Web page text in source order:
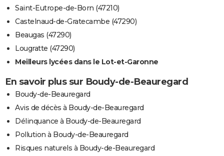
Saint-Eutrope-de-Born (47210)
Castelnaud-de-Gratecambe (47290)
Beaugas (47290)
Lougratte (47290)
Meilleurs lycées dans le Lot-et-Garonne
En savoir plus sur Boudy-de-Beauregard
Boudy-de-Beauregard
Avis de décès à Boudy-de-Beauregard
Délinquance à Boudy-de-Beauregard
Pollution à Boudy-de-Beauregard
Risques naturels à Boudy-de-Beauregard